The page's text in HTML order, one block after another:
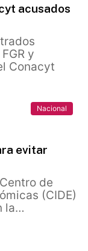
acusados
y
Conacyt
Nacional
evitar
de
(CIDE)
la…